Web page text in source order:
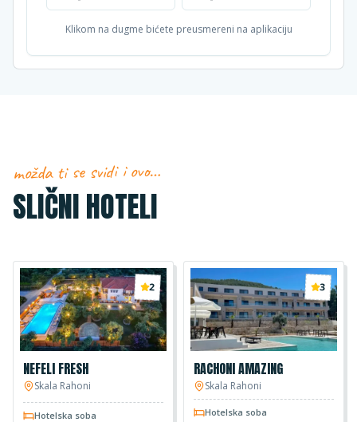
Klikom na dugme bićete preusmereni na aplikaciju
možda ti se svidi i ovo…
SLIČNI HOTELI
2
NEFELI FRESH
Skala Rahoni
Hotelska soba
3
RACHONI AMAZING
Skala Rahoni
Hotelska soba